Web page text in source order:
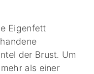
Eigenfett
der Brust. Um
als einer